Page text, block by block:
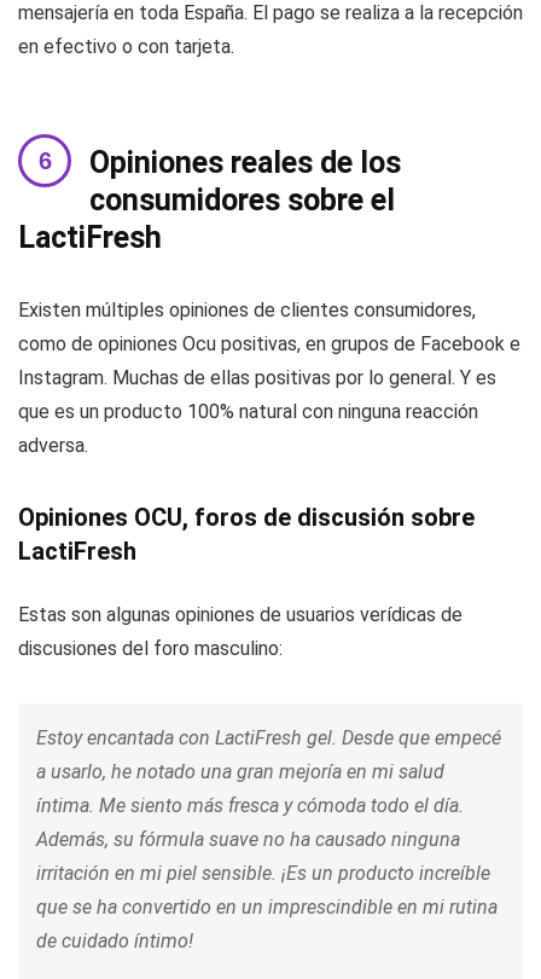
mensajería en toda España. El pago se realiza a la recepción
en efectivo o con tarjeta.
Opiniones reales de los
consumidores sobre el
LactiFresh
Existen múltiples opiniones de clientes consumidores,
como de opiniones Ocu positivas, en grupos de Facebook e
Instagram. Muchas de ellas positivas por lo general. Y es
que es un producto 100% natural con ninguna reacción
adversa.
Opiniones OCU, foros de discusión sobre
LactiFresh
Estas son algunas opiniones de usuarios verídicas de
discusiones del foro masculino:
Estoy encantada con LactiFresh gel. Desde que empecé
a usarlo, he notado una gran mejoría en mi salud
íntima. Me siento más fresca y cómoda todo el día.
Además, su fórmula suave no ha causado ninguna
irritación en mi piel sensible. ¡Es un producto increíble
que se ha convertido en un imprescindible en mi rutina
de cuidado íntimo!